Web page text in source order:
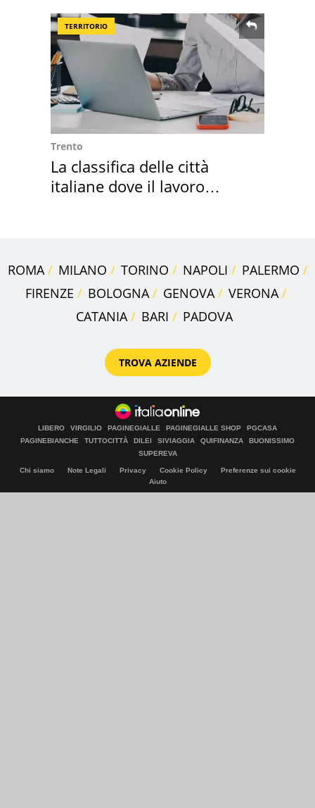
TERRITORIO
Trento
La classifica delle città
italiane dove il lavoro
ROMA MILANO TORINO NAPOLI
PALERMO
FIRENZE
BOLOGNA GENOVA
VERONA
CATANIA
BARI PADOVA
TROVA AZIENDE
LIBERO VIRGILIO PAGINEGIALLE PAGINEGIALLE SHOP
PGCASA
PAGINEBIANCHE
TUTTOCITTÀ DILEI SIVIAGGIA QUIFINANZA
BUONISSIMO
SUPEREVA
Chi siamo Note Legali Privacy Cookie Policy
Preferenze sui cookie
Aiuto